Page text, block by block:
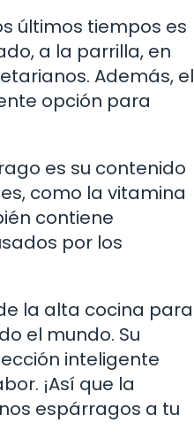
últimos tiempos es
a la parrilla, en
Además, el
opción para
es su contenido
como la vitamina
contiene
por los
la alta cocina para
el mundo. Su
inteligente
¡Así que la
espárragos a tu